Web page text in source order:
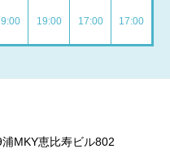
19:00 17:00 17:00
MKY恵比寿ビル802